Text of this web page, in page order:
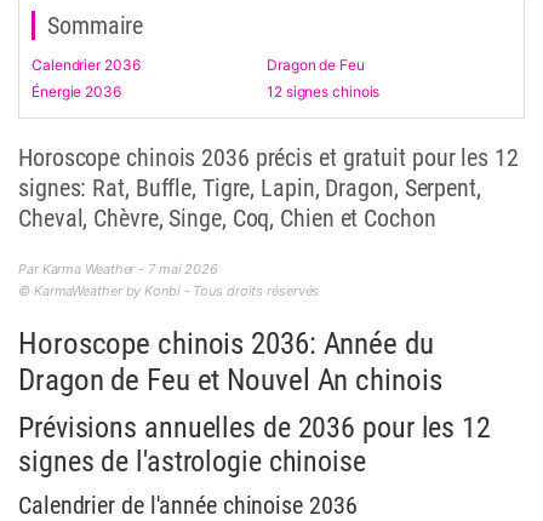
Sommaire
Calendrier 2036
Dragon de Feu
Énergie 2036
12 signes chinois
Horoscope chinois 2036 précis et gratuit pour les 12
signes: Rat, Buffle, Tigre, Lapin, Dragon, Serpent,
Cheval, Chèvre, Singe, Coq, Chien et Cochon
Par Karma Weather - 7 mai 2026
© KarmaWeather by Konbi - Tous droits réservés
Horoscope chinois 2036: Année du
Dragon de Feu et Nouvel An chinois
Prévisions annuelles de 2036 pour les 12
signes de l'astrologie chinoise
Calendrier de l'année chinoise 2036